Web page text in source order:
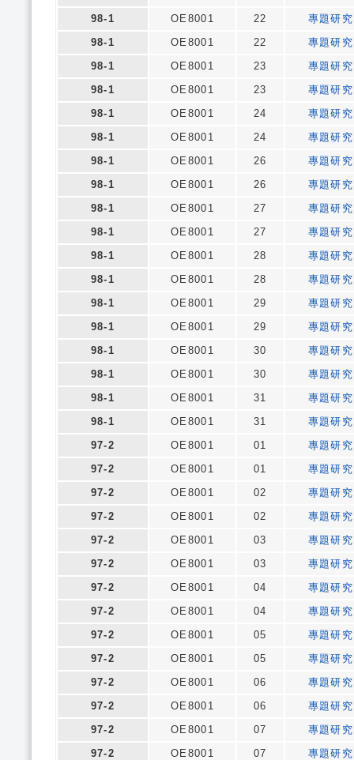
98-1
OE8001 22
專題研究
98-1
OE8001 22
專題研究
98-1
OE8001 23
專題研究
98-1
OE8001 23
專題研究
98-1
OE8001 24
專題研究
98-1
OE8001 24
專題研究
98-1
OE8001 26
專題研究
98-1
OE8001 26
專題研究
98-1
OE8001 27
專題研究
98-1
OE8001 27
專題研究
98-1
OE8001 28
專題研究
98-1
OE8001 28
專題研究
98-1
OE8001 29
專題研究
98-1
OE8001 29
專題研究
98-1
OE8001 30
專題研究
98-1
OE8001 30
專題研究
98-1
OE8001 31
專題研究
98-1
OE8001 31
專題研究
97-2
OE8001 01
專題研究
97-2
OE8001 01
專題研究
97-2
OE8001 02
專題研究
97-2
OE8001 02
專題研究
97-2
OE8001 03
專題研究
97-2
OE8001 03
專題研究
97-2
OE8001 04
專題研究
97-2
OE8001 04
專題研究
97-2
OE8001 05
專題研究
97-2
OE8001 05
專題研究
97-2
OE8001 06
專題研究
97-2
OE8001 06
專題研究
97-2
OE8001 07
專題研究
97-2
OE8001 07
專題研究